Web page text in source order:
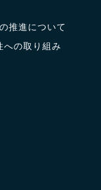
推進について
への取り組み